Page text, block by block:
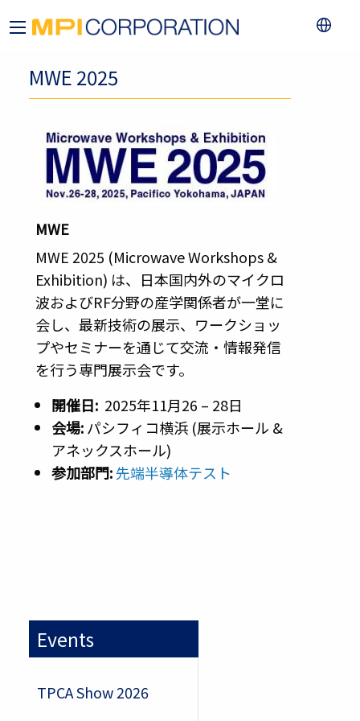
MWE 2025
MWE
MWE 2025 (Microwave Workshops &
Exhibition) は、日本国内外のマイクロ
波およびRF分野の産学関係者が一堂に
会し、最新技術の展示、ワークショッ
プやセミナーを通じて交流・情報発信
を行う専門展示会です。
開催日:2025年11月26 – 28日
会場:パシフィコ横浜 (展示ホール &
アネックスホール)
参加部門:先端半導体テスト
Events
TPCA Show 2026